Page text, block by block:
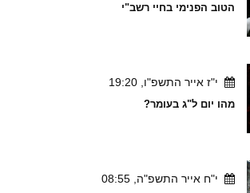
הטוב הפנימי בחיי רשב"י
י"ז אייר התשפ"ו, 19:20
מהו יום ל"ג בעומר?
י"ח אייר התשפ"ה, 08:55